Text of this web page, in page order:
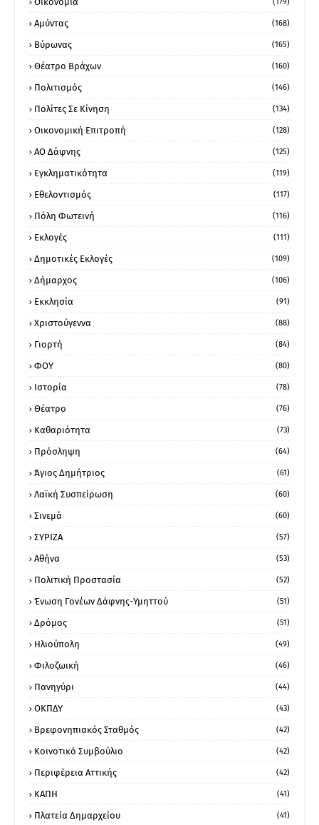
Αμύντας (168)
Βύρωνας (165)
Θέατρο Βράχων (160)
Πολιτισμός (146)
Πολίτες Σε Κίνηση (134)
Οικονομική Επιτροπή (128)
ΑΟ Δάφνης (125)
Εγκληματικότητα (119)
Εθελοντισμός (117)
Πόλη Φωτεινή (116)
Εκλογές (111)
Δημοτικές Εκλογές (109)
Δήμαρχος (106)
Εκκλησία (91)
Χριστούγεννα (88)
Γιορτή (84)
ΦΟΥ (80)
Ιστορία (78)
Θέατρο (76)
Καθαριότητα (73)
Πρόσληψη (64)
Άγιος Δημήτριος (61)
Λαϊκή Συσπείρωση (60)
Σινεμά (60)
ΣΥΡΙΖΑ (57)
Αθήνα (53)
Πολιτική Προστασία (52)
Ένωση Γονέων Δάφνης-Υμηττού (51)
Δρόμος (51)
Ηλιούπολη (49)
Φιλοζωική (46)
Πανηγύρι (44)
ΟΚΠΔΥ (43)
Βρεφονηπιακός Σταθμός (42)
Κοινοτικό Συμβούλιο (42)
Περιφέρεια Αττικής (42)
ΚΑΠΗ (41)
Πλατεία Δημαρχείου (41)